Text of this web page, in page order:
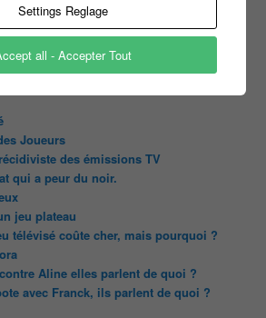
Paroles
Joueurs
des émissions TV
qui a peur du noir.
jeu plateau
télévisé coûte cher, mais pourquoi ?
Aline elles parlent de quoi ?
avec Franck, ils parlent de quoi ?
Settings Reglage
all - Accepter Tout